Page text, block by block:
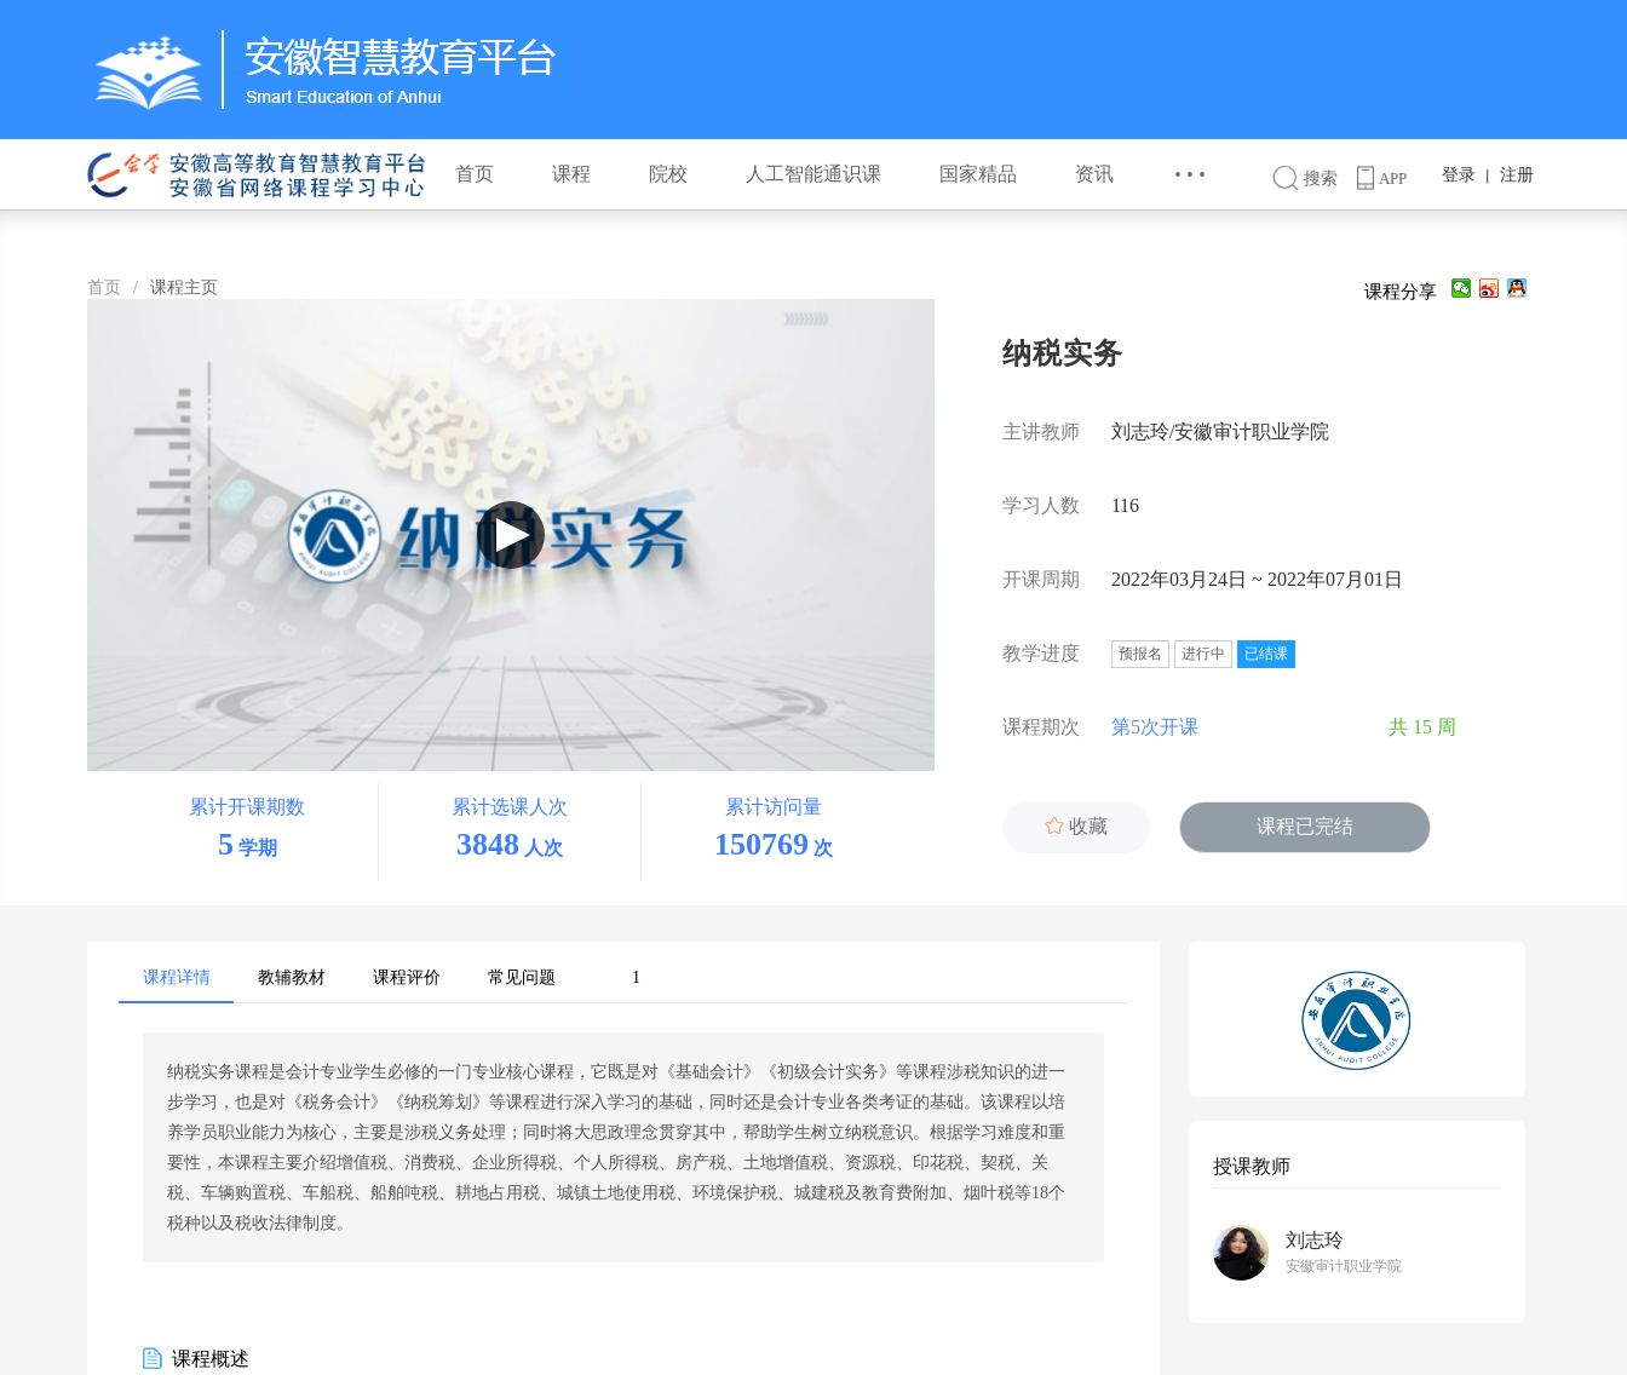
首页 课程 院校 人工智能通识课 国家精品 资讯 ··· 搜索 APP 登录 注册
首页 / 课程主页
累计开课期数
5 学期
累计选课人次
3848 人次
累计访问量
150769 次
课程分享
纳税实务
主讲教师 刘志玲/安徽审计职业学院
学习人数 116
开课周期 2022年03月24日 ~ 2022年07月01日
教学进度 预报名 进行中 已结课
课程期次 第5次开课 共 15 周
 收藏 课程已完结
课程详情 教辅教材 课程评价 常见问题 1
纳税实务课程是会计专业学生必修的一门专业核心课程，它既是对《基础会计》《初级会计实务》等课程涉税知识的进一
步学习，也是对《税务会计》《纳税筹划》等课程进行深入学习的基础，同时还是会计专业各类考证的基础。该课程以培
养学员职业能力为核心，主要是涉税义务处理；同时将大思政理念贯穿其中，帮助学生树立纳税意识。根据学习难度和重
要性，本课程主要介绍增值税、消费税、企业所得税、个人所得税、房产税、土地增值税、资源税、印花税、契税、关
税、车辆购置税、车船税、船舶吨税、耕地占用税、城镇土地使用税、环境保护税、城建税及教育费附加、烟叶税等18个
税种以及税收法律制度。
课程概述
授课教师
刘志玲
安徽审计职业学院